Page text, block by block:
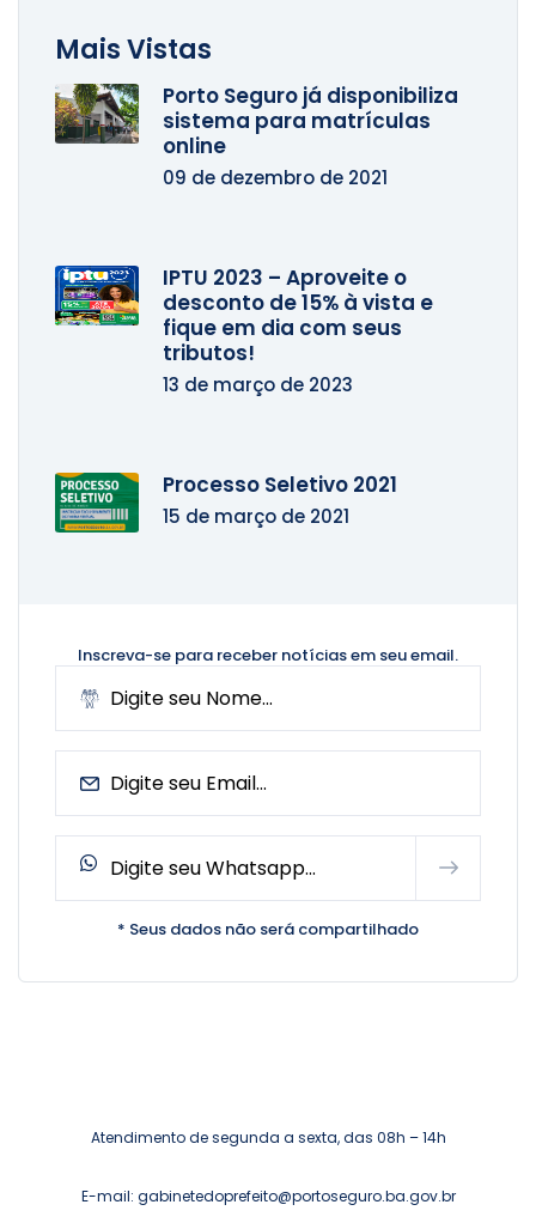
Mais Vistas
Porto Seguro já disponibiliza
sistema para matrículas
online
09 de dezembro de 2021
IPTU 2023 – Aproveite o
desconto de 15% à vista e
fique em dia com seus
tributos!
13 de março de 2023
Processo Seletivo 2021
15 de março de 2021
Inscreva-se para receber notíciasem seu email.
* Seus dados não será compartilhado
Atendimento de segunda a sexta, das 08h – 14h
E-mail: gabinetedoprefeito@portoseguro.ba.gov.br